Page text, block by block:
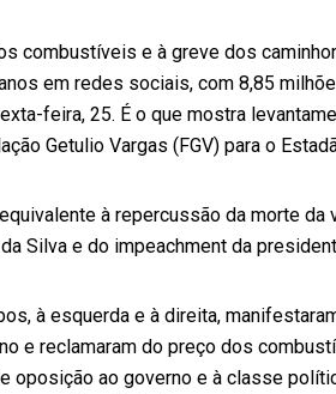
combustíveis e à greve dos
em redes sociais, com 8,85
feira, 25. É o que mostra
Getulio Vargas (FGV) para o
à repercussão da morte da
Silva e do impeachment da
à esquerda e à direita,
e reclamaram do preço dos
oposição ao governo e à classe